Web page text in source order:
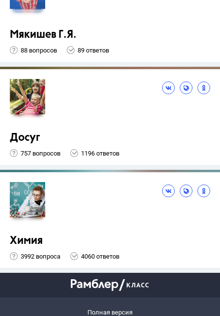
Мякишев Г.Я.
88 вопросов 89 ответов
Досуг
757 вопросов 1196 ответов
Химия
3992 вопроса 4060 ответов
Полная версия